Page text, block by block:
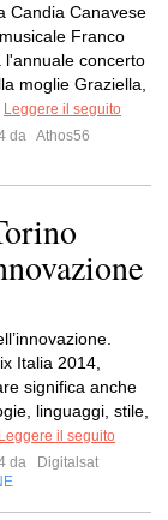
Candia Canavese
Franco
l'annuale concerto
moglie Graziella,
Leggere il seguito
da Athos56
Italia 2014,
significa anche
linguaggi, stile,
Leggere il seguito
da
Digitalsat